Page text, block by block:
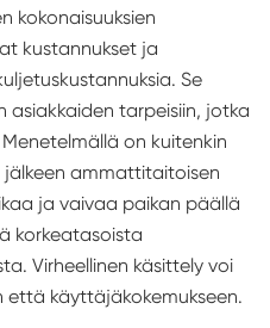
kokonaisuuksien
kustannukset ja
Se
asiakkaiden tarpeisiin, jotka
on kuitenkin
jälkeen ammattitaitoisen
ja vaivaa paikan päällä
korkeatasoista
Virheellinen käsittely voi
käyttäjäkokemukseen.